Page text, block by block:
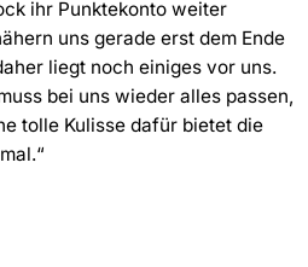
ihr Punktekonto weiter
uns gerade erst dem Ende
liegt noch einiges vor uns.
bei uns wieder alles passen,
tolle Kulisse dafür bietet die